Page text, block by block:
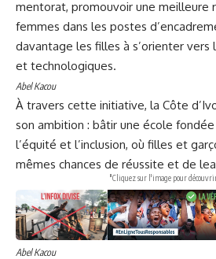
mentorat, promouvoir une meilleure
femmes dans les postes
davantage les filles à s’orienter vers
et technologiques.
Abel Kacou
À travers cette initiative, la Côte
son ambition : bâtir une école fondée
l’équité et l’inclusion, où filles et
mêmes chances de réussite et de
"Cliquez sur l'image pour
Abel Kacou